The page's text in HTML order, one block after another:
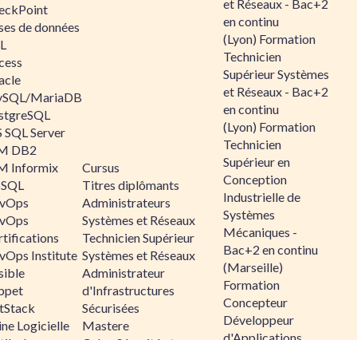
de données
MariaDB
SQL Server
DB2
Informix
Institute
Logicielle
Cursus
Titres diplômants
Administrateurs
Systèmes et Réseaux
Technicien Supérieur
Systèmes et Réseaux
Administrateur
d'Infrastructures
Sécurisées
Mastere
et Réseaux - Bac+2
en continu
(Lyon) Formation
Technicien
Supérieur Systèmes
et Réseaux - Bac+2
en continu
(Lyon) Formation
Technicien
Supérieur en
Conception
Industrielle de
Systèmes
Mécaniques -
Bac+2 en continu
(Marseille)
Formation
Concepteur
Développeur